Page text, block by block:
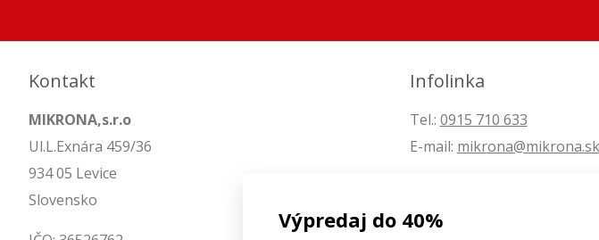
Kontakt
MIKRONA,s.r.o
Ul.L.Exnára 459/36
934 05 Levice
Slovensko
Infolinka
Tel.: 0915 710 633
E-mail: mikrona@mikrona.sk
Výpredaj do 40%